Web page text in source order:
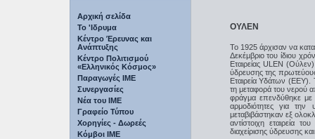
Αρχική σελίδα
Το 'Ιδρυμα
Κέντρο Έρευνας και
Ανάπτυξης
Κέντρο Πολιτισμού
«Ελληνικός Κόσμος»
Παραγωγές IME
Συνεργασίες
Νέα του ΙΜΕ
Γραφείο Τύπου
Χορηγίες - Δωρεές
Κόμβοι ΙΜΕ
ΟΥΛΕΝ
Το 1925 άρχισαν να
Δεκέμβριο του ίδιου
Εταιρείας ULEN
ύδρευσης της
Εταιρεία Υδάτων
τη μεταφορά του νερού
φράγμα επενδύθηκε με
αρμοδιότητες για
μεταβιβάστηκαν εξ
αντίστοιχη εταιρεία
διαχείρισης ύδρευσης